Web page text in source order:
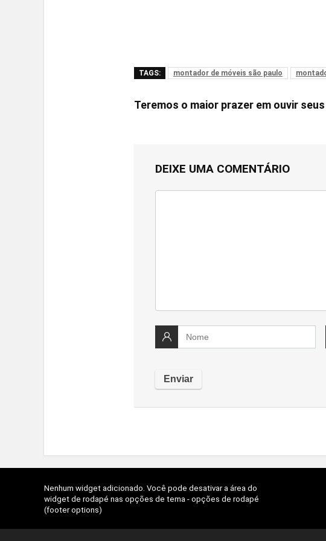
TAGS: montador de móveis são paulo
Teremos o maior prazer em ouvir
DEIXE UMA COMENTÁRIO
Nenhum widget adicionado. Você pode desativar a área do
widget de rodapé nas opções de tema - opções de rodapé
(footer options)